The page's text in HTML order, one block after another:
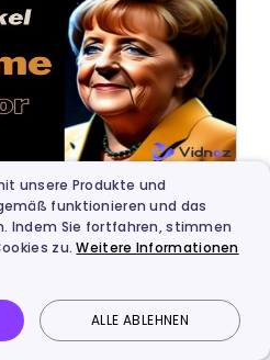
Generatoren für
unsere Produkte und
funktionieren und das
Indem Sie fortfahren, stimmen
zu.Weitere Informationen
ALLE ABLEHNEN